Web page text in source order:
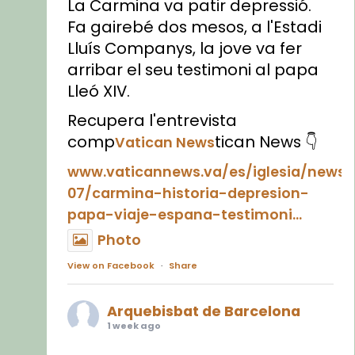
La Carmina va patir depressió.
Fa gairebé dos mesos, a l'Estadi
Lluís Companys, la jove va fer
arribar el seu testimoni al papa
Lleó XIV.
Recupera l'entrevista
compVatican Newstican News 👇
www.vaticannews.va/es/iglesia/news/
07/carmina-historia-depresion-
papa-viaje-espana-testimoni...
Photo
View on Facebook · Share
Arquebisbat de Barcelona
1 week ago